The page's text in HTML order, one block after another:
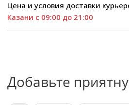
Цена и условия доставки
Казани с 09:00 до 21:00
Добавьте